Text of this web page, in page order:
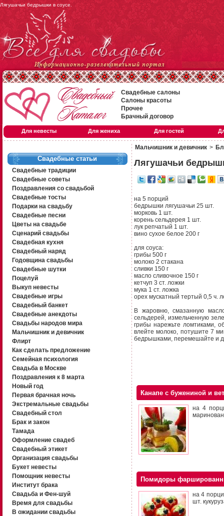
Лягушачьи бедрышки в соусе.
Свадебные салоны
Салоны красоты
Прочее
Брачный договор
Для невесты Для жениха Для гостей
Свадебные статьи
Свадебные традиции
Свадебные советы
Поздравления со свадьбой
Свадебные тосты
Подарки на свадьбу
Свадебные песни
Цветы на свадьбе
Сценарий свадьбы
Свадебная кухня
Свадебный наряд
Годовщина свадьбы
Свадебные шутки
Поцелуй
Выкуп невесты
Свадебные игры
Свадебный банкет
Свадебные анекдоты
Свадьбы народов мира
Мальчишник и девичник
Флирт
Как сделать предложение
Семейная психология
Свадьба в Москве
Поздравления к 8 марта
Новый год
Первая брачная ночь
Экстремальные свадьбы
Свадебный стол
Брак и закон
Тамада
Оформление свадеб
Свадебный этикет
Организация свадьбы
Букет невесты
Помощник невесты
Институт брака
Свадьба и Фен-шуй
Время для свадьбы
В ожидании свадьбы
Мальчишник и девичник >
Лягушачьи
на 5 порций
бедрышки лягушачьи 25 шт.
морковь 1 шт.
корень сельдерея 1 шт.
лук репчатый 1 шт.
вино сухое белое 200 г
для соуса:
грибы 500 г
молоко 2 стакана
сливки 150 г
масло сливочное 150 г
кетчуп 3 ст. ложки
мука 1 ст. ложка
орех мускатный тертый 0,5 ч.
В жаровню, смазанную
сельдерей, измельченную
грибы нарежьте ломтиками,
влейте молоко, потушите 7
бедрышками, перемешайте и
Канапе с бужениной и
на 4
Помидоры
на 4
шт.